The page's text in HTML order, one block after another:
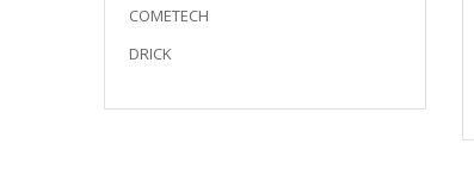
COMETECH
DRICK